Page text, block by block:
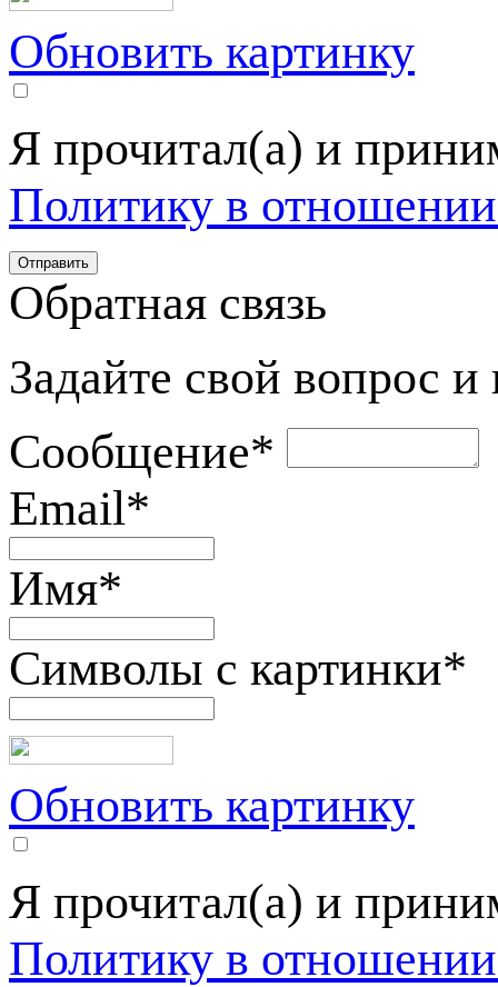
Обновить картинку
Я прочитал(а) и
Политику в
Обратная связь
Задайте свой вопрос
Сообщение*
Email*
Имя*
Символы с картинки*
Обновить картинку
Я прочитал(а) и
Политику в